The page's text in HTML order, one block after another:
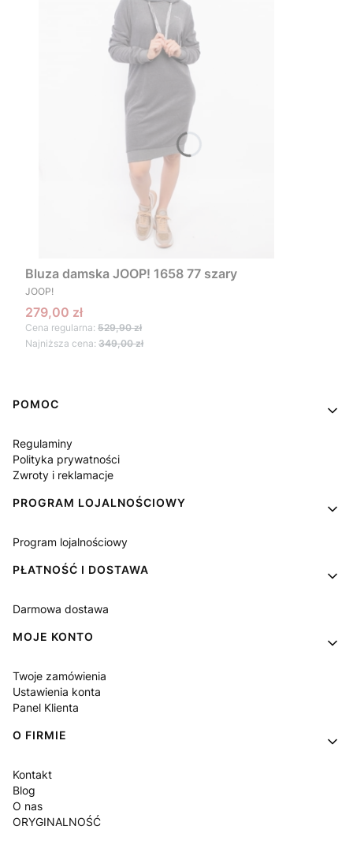
Bluza damska JOOP! 1658 77 szary
PRODUCENT
JOOP!
Cena promocyjna
279,00 zł
Cena regularna: 529,90 zł
Najniższa cena: 349,00 zł
Linki w stopce
POMOC
Regulaminy
Polityka prywatności
Zwroty i reklamacje
PROGRAM LOJALNOŚCIOWY
Program lojalnościowy
PŁATNOŚĆ I DOSTAWA
Darmowa dostawa
MOJE KONTO
Twoje zamówienia
Ustawienia konta
Panel Klienta
O FIRMIE
Kontakt
Blog
O nas
ORYGINALNOŚĆ